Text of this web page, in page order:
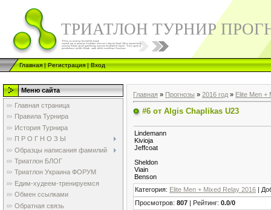
ТРИАТЛОН ТУРНИР
Главная|Регистрация|Вход
Меню сайта
Главная страница
Правила Турнира
История Турнира
П Р О Г Н О З Ы
Образцы написания фамилий
Триатлон БЛОГ
Триатлон Украина ФОРУМ
Едим-худеем-тренируемся
Обмен ссылками
Обратная связь
Главная » Прогнозы » 2016 год » Elite Men +
#6 от Algis Chaplikas U23
Lindemann
Kivioja
Jeffcoat
Sheldon
Viain
Benson
Категория: Elite Men + Mixed Relay 2016 |
Просмотров: 807 | Рейтинг: 0.0/0